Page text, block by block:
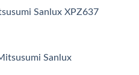
Sanlux XPZ637